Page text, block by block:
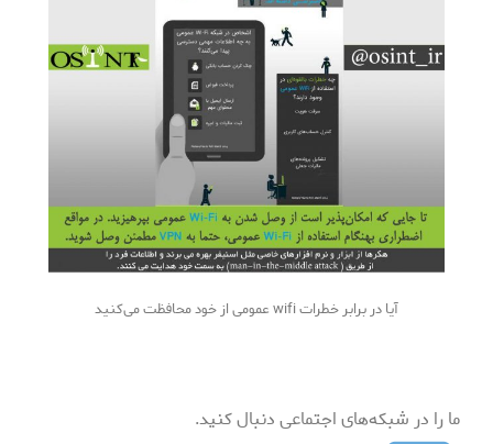
آیا در برابر خطرات wifi عمومی از خود محافظت می‌کنید
ما را در شبکه‌های اجتماعی دنبال کنید.